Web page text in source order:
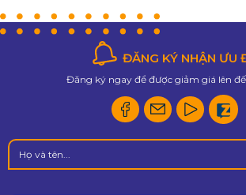
ĐĂNG KÝ NHẬN ƯU
Đăng ký ngay để được giảm giá lên